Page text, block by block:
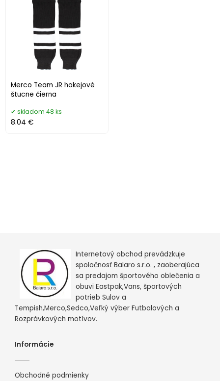
Merco Team JR hokejové
štucne čierna
skladom 48 ks
8.04 €
Internetový obchod prevádzkuje
spoločnosť Balaro s.r.o. , zaoberajúca
sa predajom športového oblečenia a
obuvi Eastpak,Vans, športových
potrieb Sulov a
Tempish,Merco,Sedco,Veľký výber Futbalových a
Rozprávkových motívov.
Informácie
Obchodné podmienky